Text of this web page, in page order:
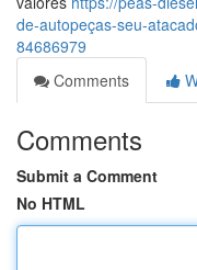
de-autopeças-seu-
84686979
Comments
Comments
Submit a Comment
No HTML